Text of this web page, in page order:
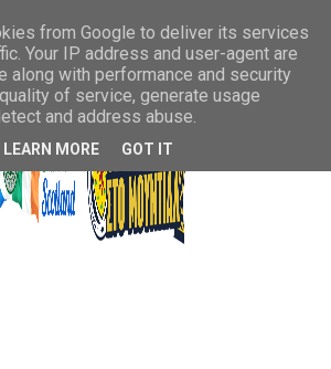
from Google to deliver its services
Your IP address and user-agent are
along with performance and security
of service, generate usage
and address abuse.
LEARN MORE GOT IT